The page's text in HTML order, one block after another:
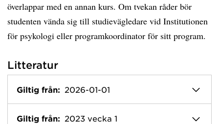
överlappar med en annan kurs. Om tvekan råder bör
studenten vända sig till studievägledare vid Institutionen
för psykologi eller programkoordinator för sitt program.
Litteratur
Giltig från: 2026-01-01
Giltig från: 2023 vecka 1